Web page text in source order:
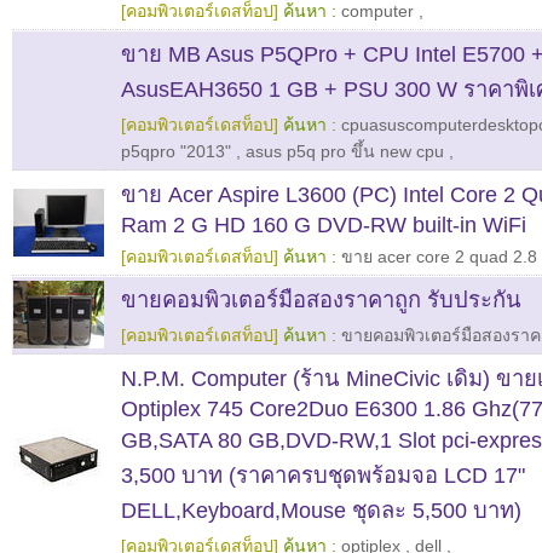
[คอมพิวเตอร์เดสท็อป] ค้นหา : computer
ขาย MB Asus P5QPro + CPU Intel E5700
AsusEAH3650 1 GB + PSU 300 W ราคาพิ
[คอมพิวเตอร์เดสท็อป] ค้นหา :
p5qpro "2013"
asus p5q pro ขึ้น new cpu
ขาย Acer Aspire L3600 (PC) Intel Core 2
Ram 2 G HD 160 G DVD-RW built-in WiFi
[คอมพิวเตอร์เดสท็อป] ค้นหา : ขาย acer core 2 quad 2.8
ขายคอมพิวเตอร์มือสองราคาถูก รับประกัน
[คอมพิวเตอร์เดสท็อป] ค้นหา : ขายคอมพิวเตอร์มือสองรา
N.P.M. Computer (ร้าน MineCivic เดิม) ขาย
Optiplex 745 Core2Duo E6300 1.86
GB,SATA 80 GB,DVD-RW,1 Slot pci-
3,500 บาท (ราคาครบชุดพร้อมจอ LCD 17"
DELL,Keyboard,Mouse ชุดละ 5,500 บาท)
[คอมพิวเตอร์เดสท็อป] ค้นหา : optiplex dell